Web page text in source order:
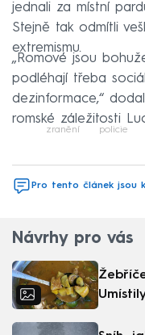
jednali za místní
Stejně tak odmítli
extremismu.
„Romové jsou
podléhají třeba
dezinformace,“
romské záležitosti
zranění policie
Pro tento článek jsou
Návrhy pro vás